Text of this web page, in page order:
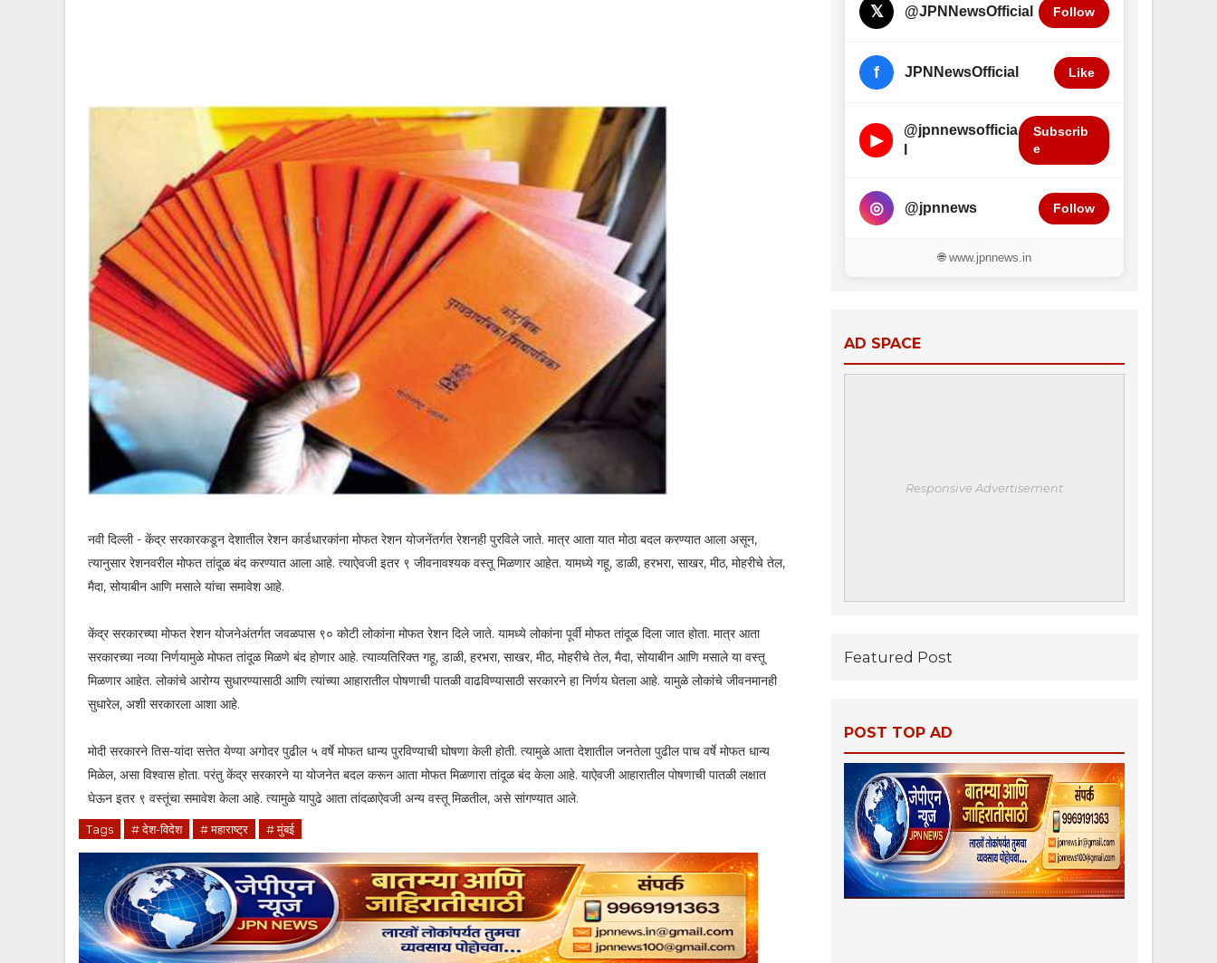
नवी दिल्ली - केंद्र सरकारकडून देशातील रेशन कार्डधारकांना मोफत रेशन योजनेंतर्गत रेशनही पुरविले जाते. मात्र आता यात मोठा बदल करण्यात आला असून,
त्यानुसार रेशनवरील मोफत तांदूळ बंद करण्यात आला आहे. त्याऐवजी इतर ९ जीवनावश्यक वस्तू मिळणार आहेत. यामध्ये गहू, डाळी, हरभरा, साखर, मीठ, मोहरीचे तेल,
मैदा, सोयाबीन आणि मसाले यांचा समावेश आहे.
केंद्र सरकारच्या मोफत रेशन योजनेअंतर्गत जवळपास ९० कोटी लोकांना मोफत रेशन दिले जाते. यामध्ये लोकांना पूर्वी मोफत तांदूळ दिला जात होता. मात्र आता
सरकारच्या नव्या निर्णयामुळे मोफत तांदूळ मिळणे बंद होणार आहे. त्याव्यतिरिक्त गहू, डाळी, हरभरा, साखर, मीठ, मोहरीचे तेल, मैदा, सोयाबीन आणि मसाले या वस्तू
मिळणार आहेत. लोकांचे आरोग्य सुधारण्यासाठी आणि त्यांच्या आहारातील पोषणाची पातळी वाढविण्यासाठी सरकारने हा निर्णय घेतला आहे. यामुळे लोकांचे जीवनमानही
सुधारेल, अशी सरकारला आशा आहे.
मोदी सरकारने तिस-यांदा सत्तेत येण्या अगोदर पुढील ५ वर्षे मोफत धान्य पुरविण्याची घोषणा केली होती. त्यामुळे आता देशातील जनतेला पुढील पाच वर्षे मोफत धान्य
मिळेल, असा विश्वास होता. परंतु केंद्र सरकारने या योजनेत बदल करून आता मोफत मिळणारा तांदूळ बंद केला आहे. याऐवजी आहारातील पोषणाची पातळी लक्षात
घेऊन इतर ९ वस्तूंचा समावेश केला आहे. त्यामुळे यापुढे आता तांदळाऐवजी अन्य वस्तू मिळतील, असे सांगण्यात आले.
Tags # देश-विदेश # महाराष्ट्र # मुंबई
𝕏 @JPNNewsOfficial Follow
f JPNNewsOfficial Like
▶
@jpnnewsofficia
Subscrib
e
◎ @jpnnews Follow
🌐 www.jpnnews.in
AD SPACE
Responsive Advertisement
Featured Post
POST TOP AD